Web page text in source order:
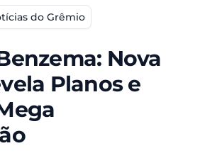
do Grêmio
Nova
Planos e